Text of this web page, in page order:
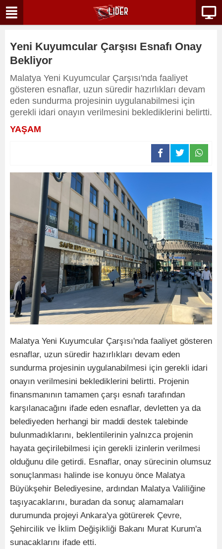
Yeni Kuyumcular Çarşısı Esnafı Onay
Bekliyor
Malatya Yeni Kuyumcular Çarşısı'nda faaliyet
gösteren esnaflar, uzun süredir hazırlıkları devam
eden sundurma projesinin uygulanabilmesi için
gerekli idari onayın verilmesini beklediklerini belirtti.
YAŞAM
Malatya Yeni Kuyumcular Çarşısı'nda faaliyet gösteren
esnaflar, uzun süredir hazırlıkları devam eden
sundurma projesinin uygulanabilmesi için gerekli idari
onayın verilmesini beklediklerini belirtti. Projenin
finansmanının tamamen çarşı esnafı tarafından
karşılanacağını ifade eden esnaflar, devletten ya da
belediyeden herhangi bir maddi destek talebinde
bulunmadıklarını, beklentilerinin yalnızca projenin
hayata geçirilebilmesi için gerekli izinlerin verilmesi
olduğunu dile getirdi. Esnaflar, onay sürecinin olumsuz
sonuçlanması halinde ise konuyu önce Malatya
Büyükşehir Belediyesine, ardından Malatya Valiliğine
taşıyacaklarını, buradan da sonuç alamamaları
durumunda projeyi Ankara'ya götürerek Çevre,
Şehircilik ve İklim Değişikliği Bakanı Murat Kurum'a
sunacaklarını ifade etti.